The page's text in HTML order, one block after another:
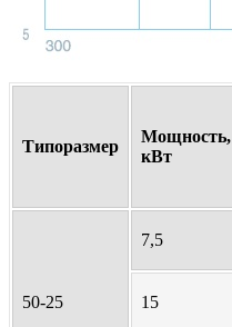
Типоразмер
Мощность,
кВт
50-25
7,5
15